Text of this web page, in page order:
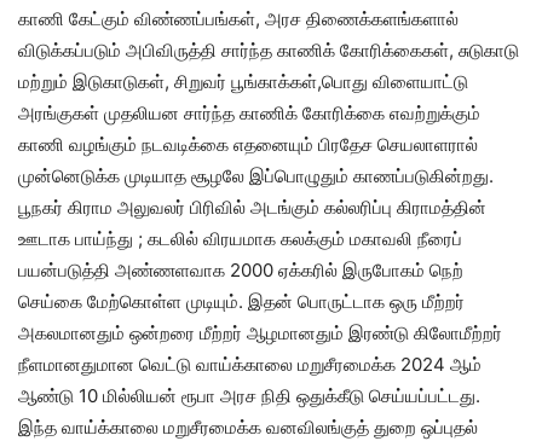
காணி கேட்கும் விண்ணப்பங்கள், அரச திணைக்களங்களால்
விடுக்கப்படும் அபிவிருத்தி சார்ந்த காணிக் கோரிக்கைகள், சுடுகாடு
மற்றும் இடுகாடுகள், சிறுவர் பூங்காக்கள்,பொது விளையாட்டு
அரங்குகள் முதலியன சார்ந்த காணிக் கோரிக்கை எவற்றுக்கும்
காணி வழங்கும் நடவடிக்கை எதனையும் பிரதேச செயலாளரால்
முன்னெடுக்க முடியாத சூழலே இப்பொழுதும் காணப்படுகின்றது.
பூநகர் கிராம அலுவலர் பிரிவில் அடங்கும் கல்லரிப்பு கிராமத்தின்
ஊடாக பாய்ந்து ; கடலில் விரயமாக கலக்கும் மகாவலி நீரைப்
பயன்படுத்தி அண்ணளவாக 2000 ஏக்கரில் இருபோகம் நெற்
செய்கை மேற்கொள்ள முடியும். இதன் பொருட்டாக ஒரு மீற்றர்
அகலமானதும் ஒன்றரை மீற்றர் ஆழமானதும் இரண்டு கிலோமீற்றர்
நீளமானதுமான வெட்டு வாய்க்காலை மறுசீரமைக்க 2024 ஆம்
ஆண்டு 10 மில்லியன் ரூபா அரச நிதி ஒதுக்கீடு செய்யப்பட்டது.
இந்த வாய்க்காலை மறுசீரமைக்க வனவிலங்குத் துறை ஒப்புதல்